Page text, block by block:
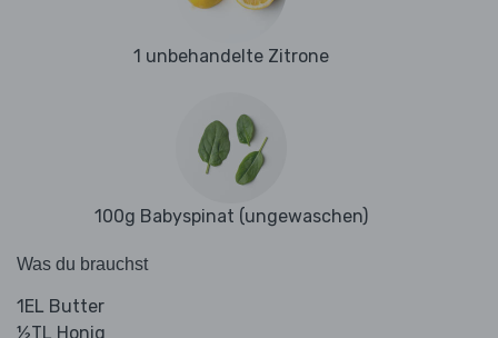
1 unbehandelte Zitrone
100g Babyspinat (ungewaschen)
Was du brauchst
1EL Butter
½TL Honig